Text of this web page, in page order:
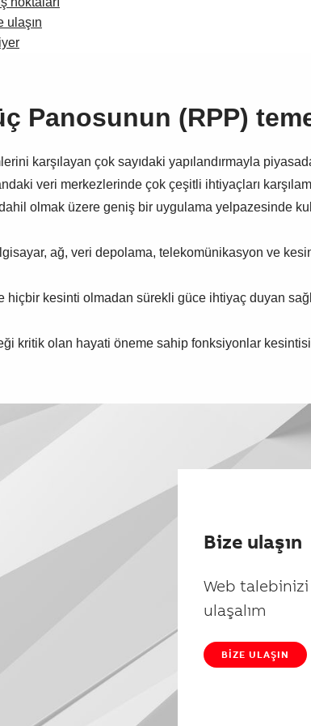
ulaşın
Panosunun (RPP)
karşılayan çok sayıdaki yapılandırmayla
veri merkezlerinde çok çeşitli ihtiyaçları
olmak üzere geniş bir uygulama yelpazesinde
ağ, veri depolama, telekomünikasyon ve
hiçbir kesinti olmadan sürekli güce ihtiyaç duyan
kritik olan hayati öneme sahip fonksiyonlar
Bize ulaşın
Web
ulaşalım
BIZE ULAŞIN